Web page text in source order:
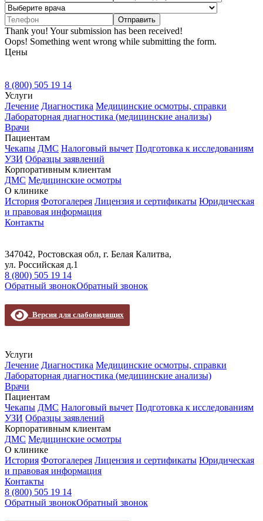
Thank you! Your submission has been received!
Oops! Something went wrong while submitting the form.
Цены
8 (800) 505 19 14
Услуги
Лечение Диагностика Медицинские осмотры, справки
Лабораторная диагностика (медицинские анализы)
Врачи
Пациентам
Чекапы ДМС Налоговый вычет Подготовка к исследованиям
УЗИ Образцы заявлений
Корпоративным клиентам
ДМС Медицинские осмотры
О клинике
История Фотогалерея Лицензия и сертификаты Юридическая
и правовая информация
Контакты
347042, Ростовская обл, г. Белая Калитва,
ул. Российская д.1
8 (800) 505 19 14
Обратный звонокОбратный звонок
Версия для слабовидящих
Услуги
Лечение Диагностика Медицинские осмотры, справки
Лабораторная диагностика (медицинские анализы)
Врачи
Пациентам
Чекапы ДМС Налоговый вычет Подготовка к исследованиям
УЗИ Образцы заявлений
Корпоративным клиентам
ДМС Медицинские осмотры
О клинике
История Фотогалерея Лицензия и сертификаты Юридическая
и правовая информация
Контакты
8 (800) 505 19 14
Обратный звонокОбратный звонок